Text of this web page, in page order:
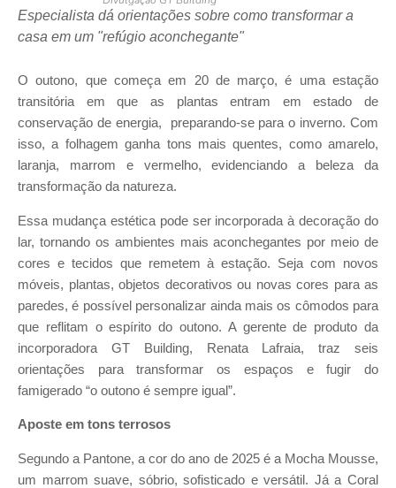
Especialista dá orientações sobre como transformar a
casa em um "refúgio aconchegante"
O outono, que começa em 20 de março, é uma estação
transitória em que as plantas entram em estado de
conservação de energia, preparando-se para o inverno. Com
isso, a folhagem ganha tons mais quentes, como amarelo,
laranja, marrom e vermelho, evidenciando a beleza da
transformação da natureza.
Essa mudança estética pode ser incorporada à decoração do
lar, tornando os ambientes mais aconchegantes por meio de
cores e tecidos que remetem à estação. Seja com novos
móveis, plantas, objetos decorativos ou novas cores para as
paredes, é possível personalizar ainda mais os cômodos para
que reflitam o espírito do outono. A gerente de produto da
incorporadora GT Building, Renata Lafraia, traz seis
orientações para transformar os espaços e fugir do
famigerado “o outono é sempre igual”.
Aposte em tons terrosos
Segundo a Pantone, a cor do ano de 2025 é a Mocha Mousse,
um marrom suave, sóbrio, sofisticado e versátil. Já a Coral